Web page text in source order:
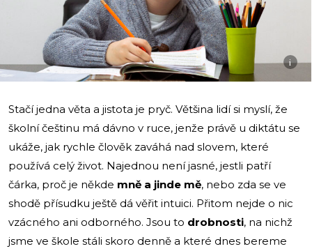
i
Stačí jedna věta a jistota je pryč. Většina lidí si myslí, že
školní češtinu má dávno v ruce, jenže právě u diktátu se
ukáže, jak rychle člověk zaváhá nad slovem, které
používá celý život. Najednou není jasné, jestli patří
čárka, proč je někde mně a jinde mě, nebo zda se ve
shodě přísudku ještě dá věřit intuici. Přitom nejde o nic
vzácného ani odborného. Jsou to drobnosti, na nichž
jsme ve škole stáli skoro denně a které dnes bereme